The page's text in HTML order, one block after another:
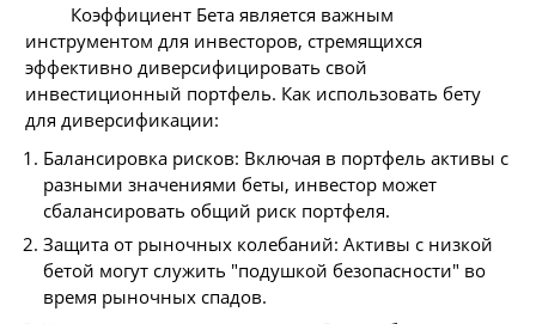
Коэффициент Бета является важным
инструментом для инвесторов, стремящихся
эффективно диверсифицировать свой
инвестиционный портфель. Как использовать бету
для диверсификации:
Балансировка рисков: Включая в портфель активы с
разными значениями беты, инвестор может
сбалансировать общий риск портфеля.
Защита от рыночных колебаний: Активы с низкой
бетой могут служить "подушкой безопасности" во
время рыночных спадов.